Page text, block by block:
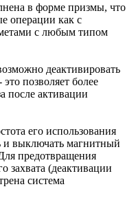
в форме призмы, что
операции как с
с любым типом
деактивировать
позволяет более
после активации
его использования
и выключать магнитный
предотвращения
захвата (деактивации
система